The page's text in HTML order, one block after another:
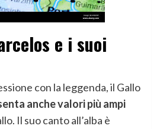
e i suoi
con la leggenda, il Gallo
anche valori più ampi
Il suo canto all’alba è